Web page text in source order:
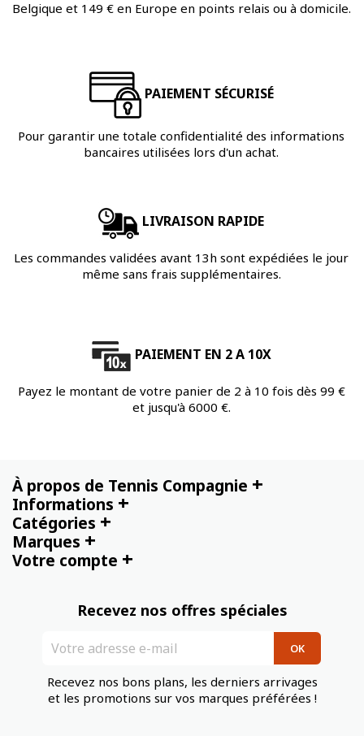
Belgique et 149 € en Europe en points relais ou à domicile.
PAIEMENT SÉCURISÉ
Pour garantir une totale confidentialité des informations
bancaires utilisées lors d'un achat.
LIVRAISON RAPIDE
Les commandes validées avant 13h sont expédiées le jour
même sans frais supplémentaires.
PAIEMENT EN 2 A 10X
Payez le montant de votre panier de 2 à 10 fois dès 99 €
et jusqu'à 6000 €.
À propos de Tennis Compagnie +
Informations +
Catégories +
Marques +
Votre compte +
Recevez nos offres spéciales
Recevez nos bons plans, les derniers arrivages
et les promotions sur vos marques préférées !